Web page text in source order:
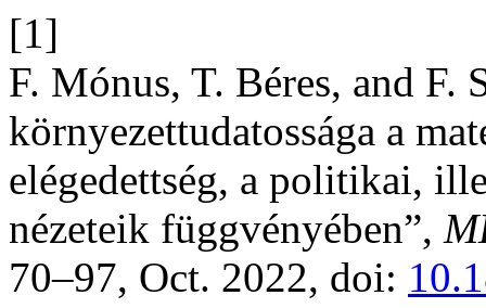
[1]
F. Mónus, T. Béres, and F.
környezettudatossága a
elégedettség, a politikai,
nézeteik függvényében”,
70–97, Oct. 2022, doi: